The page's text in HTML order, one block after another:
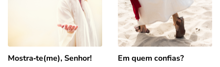
Mostra‑te(me), Senhor! Em quem confias?